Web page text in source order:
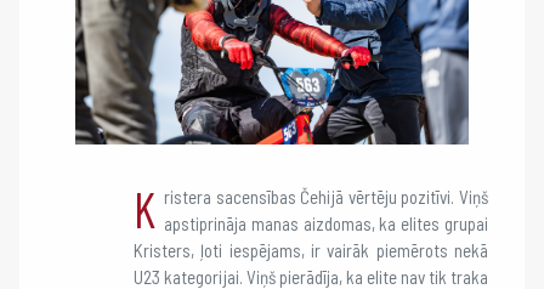
K ristera sacensības Čehijā vērtēju pozitīvi. Viņš
apstiprināja manas aizdomas, ka elites grupai
Kristers, ļoti iespējams, ir vairāk piemērots nekā
U23 kategorijai. Viņš pierādīja, ka elite nav tik traka